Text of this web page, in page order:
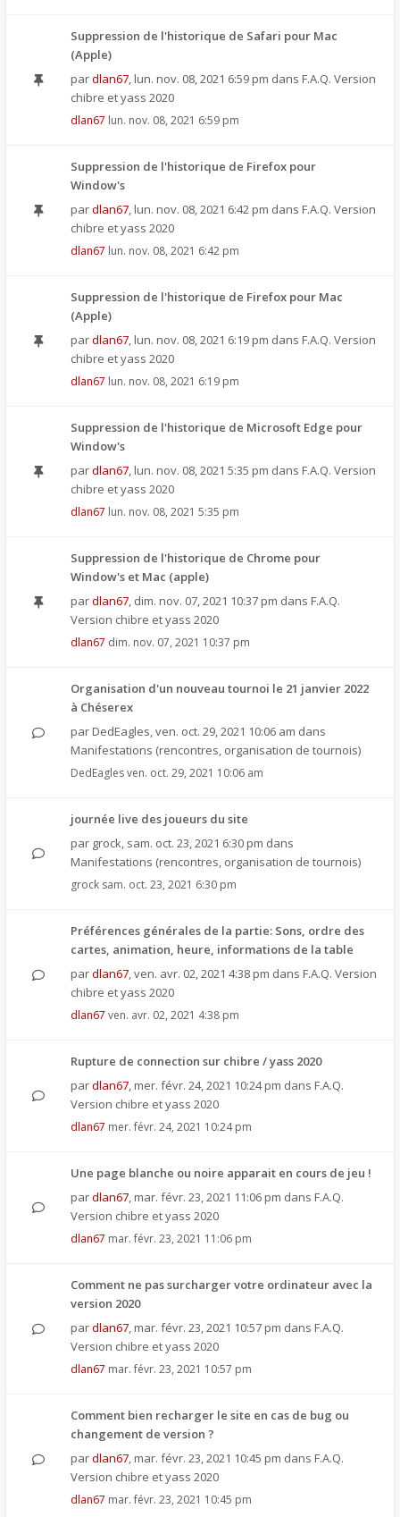
Suppression de l'historique de Safari pour Mac
(Apple)
pardlan67, lun. nov. 08, 2021 6:59 pm dans F.A.Q. Version
chibre et yass 2020
dlan67 lun. nov. 08, 2021 6:59 pm
Suppression de l'historique de Firefox pour
Window's
pardlan67, lun. nov. 08, 2021 6:42 pm dans F.A.Q. Version
chibre et yass 2020
dlan67 lun. nov. 08, 2021 6:42 pm
Suppression de l'historique de Firefox pour Mac
(Apple)
pardlan67, lun. nov. 08, 2021 6:19 pm dans F.A.Q. Version
chibre et yass 2020
dlan67 lun. nov. 08, 2021 6:19 pm
Suppression de l'historique de Microsoft Edge pour
Window's
pardlan67, lun. nov. 08, 2021 5:35 pm dans F.A.Q. Version
chibre et yass 2020
dlan67 lun. nov. 08, 2021 5:35 pm
Suppression de l'historique de Chrome pour
Window's et Mac (apple)
pardlan67, dim. nov. 07, 2021 10:37 pm dans F.A.Q.
Version chibre et yass 2020
dlan67 dim. nov. 07, 2021 10:37 pm
Organisation d'un nouveau tournoi le 21 janvier 2022
à Chéserex
par DedEagles,ven. oct. 29, 2021 10:06 am dans
Manifestations (rencontres, organisation de tournois)
DedEaglesven. oct. 29, 2021 10:06 am
journée live des joueurs du site
par grock, sam. oct. 23, 2021 6:30 pm dans
Manifestations (rencontres, organisation de tournois)
grock sam. oct. 23, 2021 6:30 pm
Préférences générales de la partie: Sons, ordre des
cartes, animation, heure, informations de la table
pardlan67,ven. avr. 02, 2021 4:38 pm dans F.A.Q. Version
chibre et yass 2020
dlan67 ven. avr. 02, 2021 4:38 pm
Rupture de connection sur chibre / yass 2020
pardlan67, mer. févr. 24, 2021 10:24 pm dans F.A.Q.
Version chibre et yass 2020
dlan67 mer. févr. 24, 2021 10:24 pm
Une page blanche ou noire apparait en cours de jeu !
pardlan67, mar. févr. 23, 2021 11:06 pm dans F.A.Q.
Version chibre et yass 2020
dlan67 mar. févr. 23, 2021 11:06 pm
Comment ne pas surcharger votre ordinateur avec la
version 2020
pardlan67, mar. févr. 23, 2021 10:57 pm dans F.A.Q.
Version chibre et yass 2020
dlan67 mar. févr. 23, 2021 10:57 pm
Comment bien recharger le site en cas de bug ou
changement de version ?
pardlan67, mar. févr. 23, 2021 10:45 pm dans F.A.Q.
Version chibre et yass 2020
dlan67 mar. févr. 23, 2021 10:45 pm